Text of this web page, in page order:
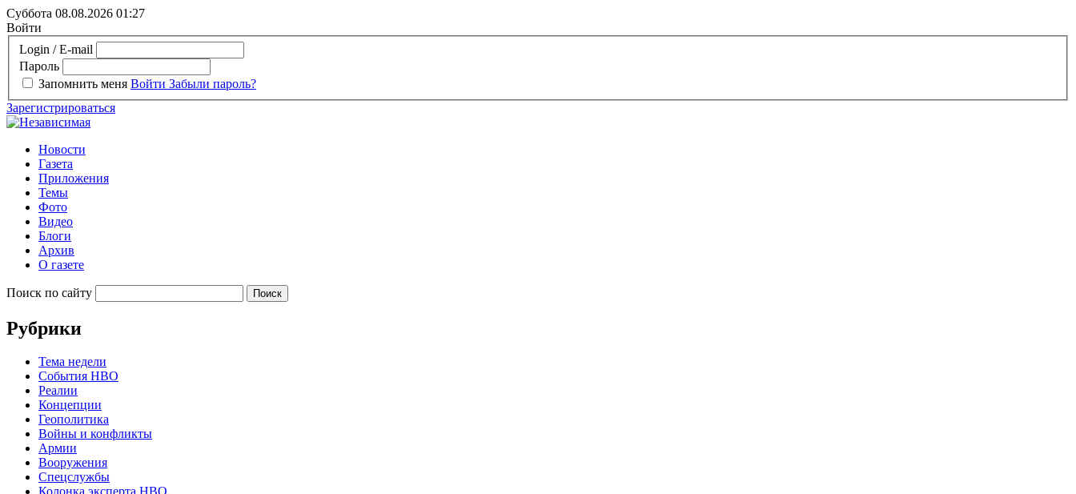
Суббота 08.08.2026 01:27
Войти
Login / E-mail
Пароль
Запомнить меня Войти Забыли пароль?
Зарегистрироваться
Новости
Газета
Приложения
Темы
Фото
Видео
Блоги
Архив
О газете
Поиск по сайту
Рубрики
Тема недели
События НВО
Реалии
Концепции
Геополитика
Войны и конфликты
Армии
Вооружения
Спецслужбы